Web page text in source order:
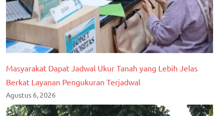
Masyarakat Dapat Jadwal Ukur Tanah yang Lebih Jelas
Berkat Layanan Pengukuran Terjadwal
Agustus 6, 2026